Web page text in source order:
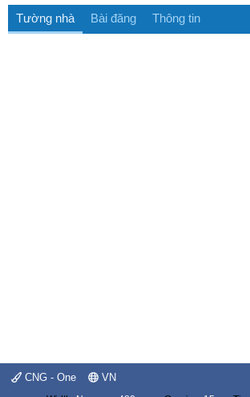
Tường nhà Bài đăng Thông tin
CNG - One VN